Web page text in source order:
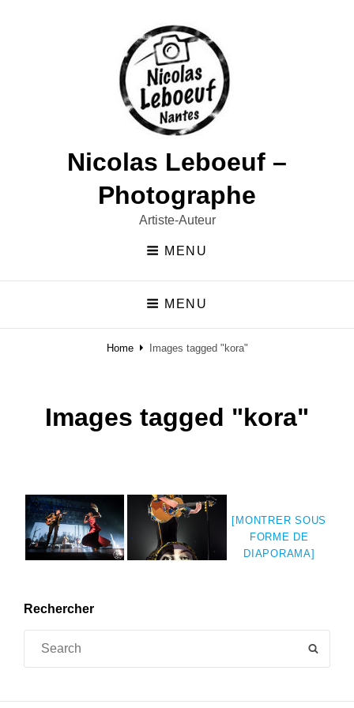
Nicolas Leboeuf –
Photographe
Artiste-Auteur
MENU
MENU
Home Images tagged "kora"
Images tagged "kora"
[MONTRER SOUS
FORME DE
DIAPORAMA]
Rechercher